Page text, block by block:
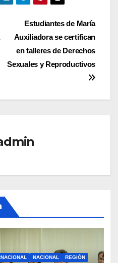
Estudiantes de María
Auxiliadora se certifican
en talleres de Derechos
Sexuales y Reproductivos
NACIONAL
REGIÓN